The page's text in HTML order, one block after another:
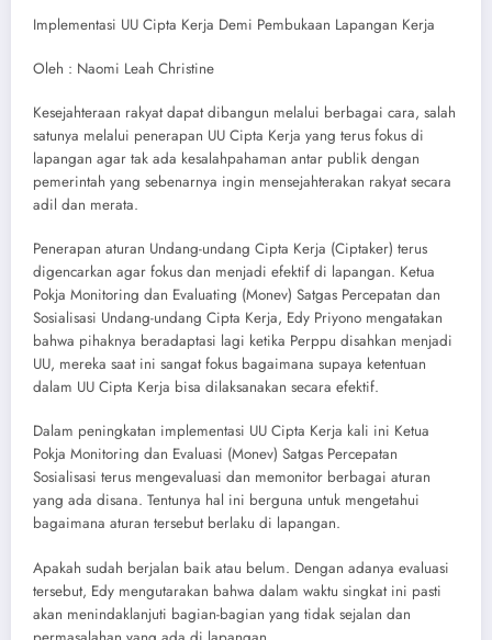
Implementasi UU Cipta Kerja Demi Pembukaan Lapangan Kerja
Oleh : Naomi Leah Christine
Kesejahteraan rakyat dapat dibangun melalui berbagai cara, salah
satunya melalui penerapan UU Cipta Kerja yang terus fokus di
lapangan agar tak ada kesalahpahaman antar publik dengan
pemerintah yang sebenarnya ingin mensejahterakan rakyat secara
adil dan merata.
Penerapan aturan Undang-undang Cipta Kerja (Ciptaker) terus
digencarkan agar fokus dan menjadi efektif di lapangan. Ketua
Pokja Monitoring dan Evaluating (Monev) Satgas Percepatan dan
Sosialisasi Undang-undang Cipta Kerja, Edy Priyono mengatakan
bahwa pihaknya beradaptasi lagi ketika Perppu disahkan menjadi
UU, mereka saat ini sangat fokus bagaimana supaya ketentuan
dalam UU Cipta Kerja bisa dilaksanakan secara efektif.
Dalam peningkatan implementasi UU Cipta Kerja kali ini Ketua
Pokja Monitoring dan Evaluasi (Monev) Satgas Percepatan
Sosialisasi terus mengevaluasi dan memonitor berbagai aturan
yang ada disana. Tentunya hal ini berguna untuk mengetahui
bagaimana aturan tersebut berlaku di lapangan.
Apakah sudah berjalan baik atau belum. Dengan adanya evaluasi
tersebut, Edy mengutarakan bahwa dalam waktu singkat ini pasti
akan menindaklanjuti bagian-bagian yang tidak sejalan dan